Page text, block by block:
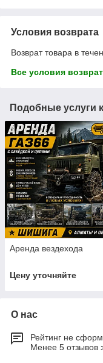
Условия возврата
Возврат товара в
Все условия
Подобные услуги
Аренда вездехода
Цену уточняйте
О нас
Рейтинг не
Менее 5 отзывов